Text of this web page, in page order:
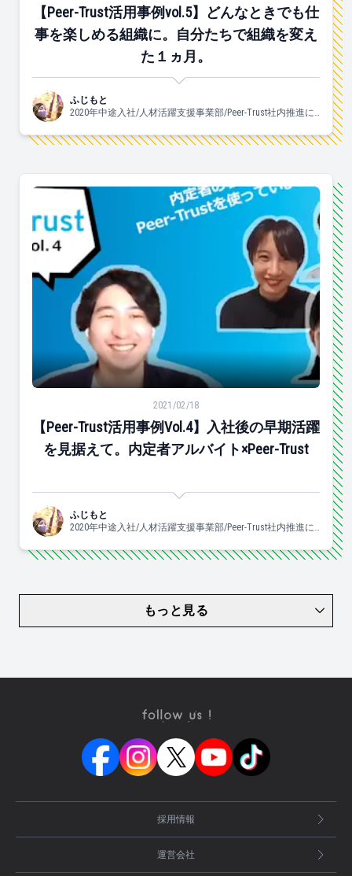
【Peer-Trust活用事例vol.5】どんなときでも仕
事を楽しめる組織に。自分たちで組織を変え
た１ヵ月。
ふじもと
2020年中途入社/人材活躍支援事業部/Peer-Trust社内推進に
【Peer-Trust活用事例Vol.4】入社後の早期活躍を見据え
2021/02/18
【Peer-Trust活用事例Vol.4】入社後の早期活躍
を見据えて。内定者アルバイト×Peer-Trust
ふじもと
2020年中途入社/人材活躍支援事業部/Peer-Trust社内推進に
もっと見る
採用情報
運営会社